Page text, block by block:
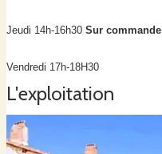
Jeudi 14h-16h30 Sur commande
Vendredi 17h-18H30
L'exploitation